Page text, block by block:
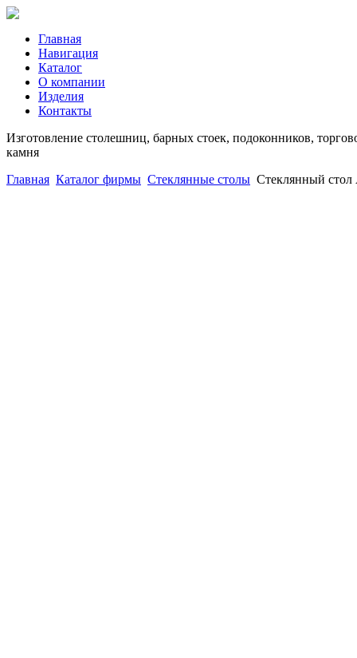
Главная
Навигация
Каталог
О компании
Изделия
Контакты
Изготовление столешниц, барных стоек, подоконников,
камня
Главная Каталог фирмы Стеклянные столы Стеклянный стол